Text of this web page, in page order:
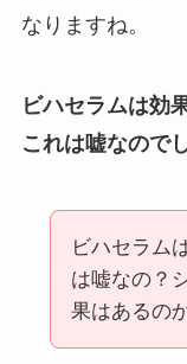
なりますね。
ビハセラムは効
これは嘘なので
ビハセラム
は嘘なの？
果はあるの